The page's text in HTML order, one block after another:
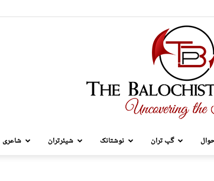
گپ تران نوشتانک شیئرتران شاعری